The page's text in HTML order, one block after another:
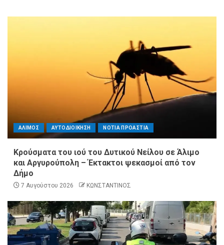
ΑΛΙΜΟΣ ΑΥΤΟΔΙΟΙΚΗΣΗ ΝΟΤΙΑ ΠΡΟΑΣΤΙΑ
Κρούσματα του ιού του Δυτικού Νείλου σε Άλιμο
και Αργυρούπολη – Έκτακτοι ψεκασμοί από τον
Δήμο
7 Αυγούστου 2026 ΚΩΝΣΤΑΝΤΙΝΟΣ